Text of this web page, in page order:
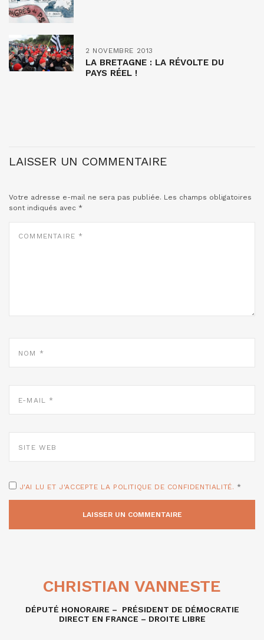
2 NOVEMBRE 2013
LA BRETAGNE : LA RÉVOLTE DU
PAYS RÉEL !
LAISSER UN COMMENTAIRE
Votre adresse e-mail ne sera pas publiée. Les champs obligatoires
sont indiqués avec *
MAIL
WEB
J'AI LU ET J'ACCEPTE LA POLITIQUE DE CONFIDENTIALITÉ. *
CHRISTIAN VANNESTE
DÉPUTÉ HONORAIRE – PRÉSIDENT DE DÉMOCRATIE
DIRECT EN FRANCE – DROITE LIBRE